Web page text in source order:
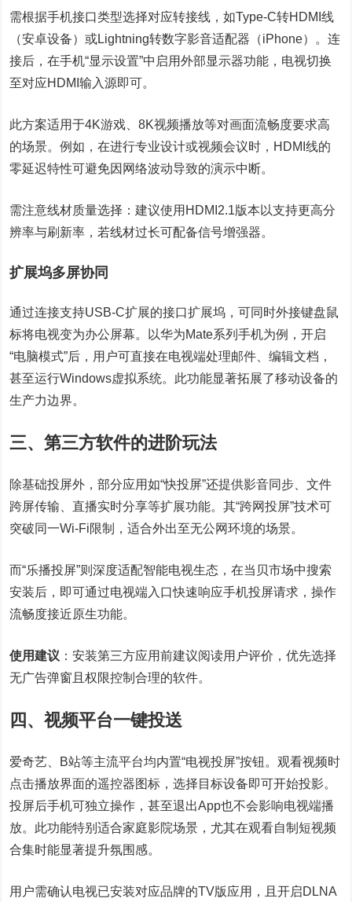
需根据手机接口类型选择对应转接线，如Type-C转HDMI线
（安卓设备）或Lightning转数字影音适配器（iPhone）。连
接后，在手机“显示设置”中启用外部显示器功能，电视切换
至对应HDMI输入源即可。
此方案适用于4K游戏、8K视频播放等对画面流畅度要求高
的场景。例如，在进行专业设计或视频会议时，HDMI线的
零延迟特性可避免因网络波动导致的演示中断。
需注意线材质量选择：建议使用HDMI2.1版本以支持更高分
辨率与刷新率，若线材过长可配备信号增强器。
扩展坞多屏协同
通过连接支持USB-C扩展的接口扩展坞，可同时外接键盘鼠
标将电视变为办公屏幕。以华为Mate系列手机为例，开启
“电脑模式”后，用户可直接在电视端处理邮件、编辑文档，
甚至运行Windows虚拟系统。此功能显著拓展了移动设备的
生产力边界。
三、第三方软件的进阶玩法
除基础投屏外，部分应用如“快投屏”还提供影音同步、文件
跨屏传输、直播实时分享等扩展功能。其“跨网投屏”技术可
突破同一Wi-Fi限制，适合外出至无公网环境的场景。
而“乐播投屏”则深度适配智能电视生态，在当贝市场中搜索
安装后，即可通过电视端入口快速响应手机投屏请求，操作
流畅度接近原生功能。
使用建议 ：安装第三方应用前建议阅读用户评价，优先选择
无广告弹窗且权限控制合理的软件。
四、视频平台一键投送
爱奇艺、B站等主流平台均内置“电视投屏”按钮。观看视频时
点击播放界面的遥控器图标，选择目标设备即可开始投影。
投屏后手机可独立操作，甚至退出App也不会影响电视端播
放。此功能特别适合家庭影院场景，尤其在观看自制短视频
合集时能显著提升氛围感。
用户需确认电视已安装对应品牌的TV版应用，且开启DLNA